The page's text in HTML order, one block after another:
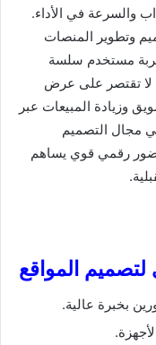
والسرعة في الأداء.
وتطوير المنصات
مستخدم سلسة
لا تقتصر على عرض
وزيادة المبيعات عبر
مجال التصميم
رقمي قوي يساهم
المواقع
بخبرة عالية.